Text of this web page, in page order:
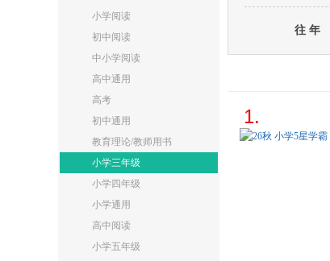
小学阅读
初中阅读
中小学阅读
高中通用
高考
初中通用
教育理论/教师用书
小学三年级
小学四年级
小学通用
高中阅读
小学五年级
往 年
1.